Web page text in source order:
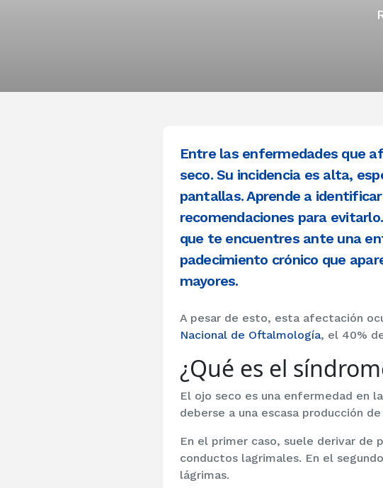
Entre las enfermedades que
seco. Su incidencia es alta,
pantallas. Aprende a
recomendaciones para
que te encuentres ante una
padecimiento crónico que
mayores.
A pesar de esto, esta afectación
Nacional de Oftalmología, el 40%
¿Qué es el
El ojo seco es una enfermedad en
deberse a una escasa producción
En el primer caso, suele derivar de
conductos lagrimales. En el
lágrimas.